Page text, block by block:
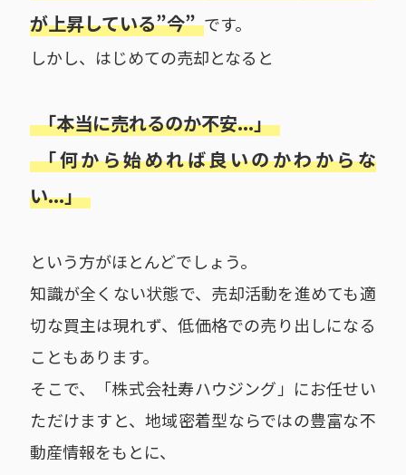
が上昇している”今” です。
しかし、はじめての売却となると
「本当に売れるのか不安...」
「何から始めれば良いのかわからな
い...」
という方がほとんどでしょう。
知識が全くない状態で、売却活動を進めても適
切な買主は現れず、低価格での売り出しになる
こともあります。
そこで、「株式会社寿ハウジング」にお任せい
ただけますと、地域密着型ならではの豊富な不
動産情報をもとに、